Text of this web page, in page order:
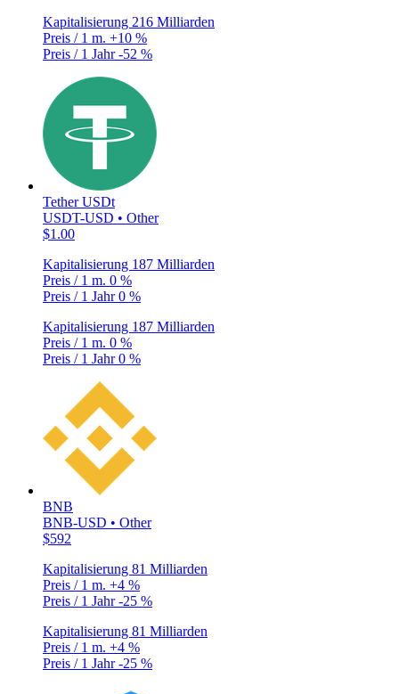
Kapitalisierung 216 Milliarden
Preis / 1 m. +10 %
Preis / 1 Jahr-52 %
Tether USDt
USDT-USD • Other
$1.00
Kapitalisierung 187 Milliarden
Preis / 1 m. 0 %
Preis / 1 Jahr0 %
Kapitalisierung 187 Milliarden
Preis / 1 m. 0 %
Preis / 1 Jahr0 %
BNB
BNB-USD • Other
$592
Kapitalisierung 81 Milliarden
Preis / 1 m. +4 %
Preis / 1 Jahr-25 %
Kapitalisierung 81 Milliarden
Preis / 1 m. +4 %
Preis / 1 Jahr-25 %